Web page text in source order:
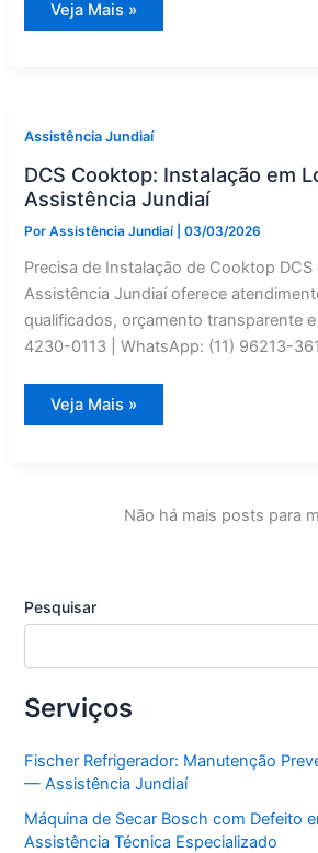
Adega
Climatizada
Corretiva
Especializado
Veja Mais »
Assistência Jundiaí
DCS Cooktop: Instalação em
Assistência Jundiaí
PorAssistência Jundiaí |03/03/2026
Precisa de Instalação de Cooktop DCS
Assistência Jundiaí oferece
qualificados, orçamento transparente e
4230-0113 | WhatsApp: (11) 96213-
DCS
Cooktop:
Veja Mais »
Não há mais posts para
Pesquisar
Serviços
Fischer Refrigerador: Manutenção
— Assistência Jundiaí
Máquina de Secar Bosch com Defeito
Assistência Técnica Especializado